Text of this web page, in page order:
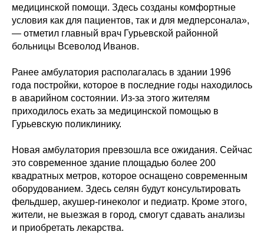
медицинской помощи. Здесь созданы комфортные
условия как для пациентов, так и для медперсонала»,
— отметил главный врач Гурьевской районной
больницы Всеволод Иванов.
Ранее амбулатория располагалась в здании 1996
года постройки, которое в последние годы находилось
в аварийном состоянии. Из-за этого жителям
приходилось ехать за медицинской помощью в
Гурьевскую поликлинику.
Новая амбулатория превзошла все ожидания. Сейчас
это современное здание площадью более 200
квадратных метров, которое оснащено современным
оборудованием. Здесь селян будут консультировать
фельдшер, акушер-гинеколог и педиатр. Кроме этого,
жители, не выезжая в город, смогут сдавать анализы
и приобретать лекарства.